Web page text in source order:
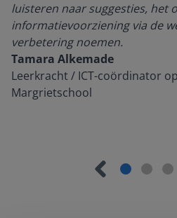
luisteren naar suggesties, het
informatievoorziening via de
verbetering noemen.
Tamara Alkemade
Leerkracht / ICT-coördinator
Margrietschool